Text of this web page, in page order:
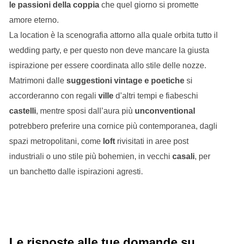
le passioni della coppiache quel giorno si promette
amore eterno.
La location è la scenografia attorno alla quale orbita tutto il
wedding party, e per questo non deve mancare la giusta
ispirazione per essere coordinata allo stile delle nozze.
Matrimoni dallesuggestioni vintage e poetichesi
accorderanno con regali villed’altri tempi e fiabeschi
castelli, mentre sposi dall’aura più unconventional
potrebbero preferire una cornice più contemporanea, dagli
spazi metropolitani, come loftrivisitati in aree post
industriali o uno stile più bohemien, in vecchi casali, per
un banchetto dalle ispirazioni agresti.